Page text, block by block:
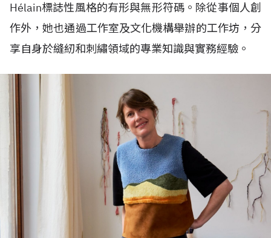
Hélain標誌性風格的有形與無形符碼。除從事個人創
作外，她也通過工作室及文化機構舉辦的工作坊，分
享自身於縫紉和刺繡領域的專業知識與實務經驗。